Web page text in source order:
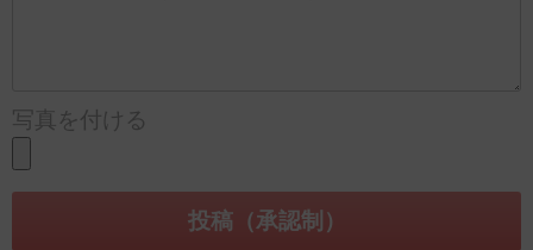
写真を付ける